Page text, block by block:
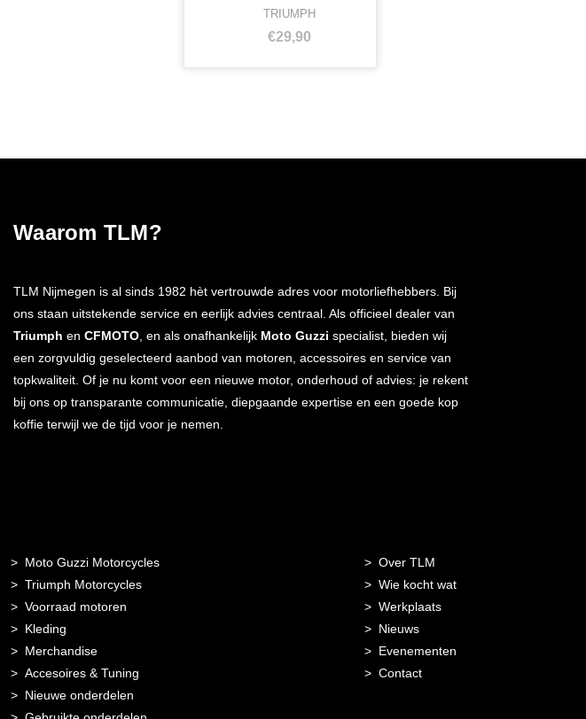
TRIUMPH
€29,90
Waarom TLM?
TLM Nijmegen is al sinds 1982 hèt vertrouwde adres voor motorliefhebbers. Bij
ons staan uitstekende service en eerlijk advies centraal. Als officieel dealer van
Triumph en CFMOTO , en als onafhankelijk Moto Guzzi specialist, bieden wij
een zorgvuldig geselecteerd aanbod van motoren, accessoires en service van
topkwaliteit. Of je nu komt voor een nieuwe motor, onderhoud of advies: je rekent
bij ons op transparante communicatie, diepgaande expertise en een goede kop
koffie terwijl we de tijd voor je nemen.
Moto Guzzi Motorcycles
Triumph Motorcycles
Voorraad motoren
Kleding
Merchandise
Accesoires & Tuning
Nieuwe onderdelen
Over TLM
Wie kocht wat
Werkplaats
Nieuws
Evenementen
Contact